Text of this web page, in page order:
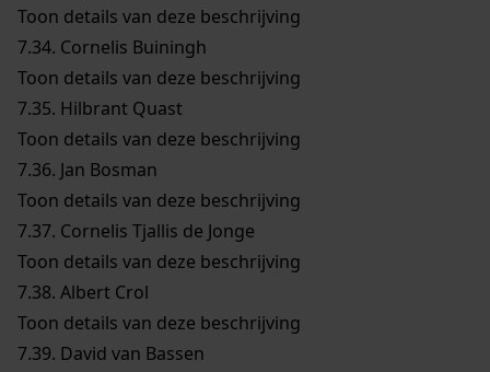
Toon details van deze beschrijving
7.34. Cornelis Buiningh
Toon details van deze beschrijving
7.35. Hilbrant Quast
Toon details van deze beschrijving
7.36. Jan Bosman
Toon details van deze beschrijving
7.37. Cornelis Tjallis de Jonge
Toon details van deze beschrijving
7.38. Albert Crol
Toon details van deze beschrijving
7.39. David van Bassen